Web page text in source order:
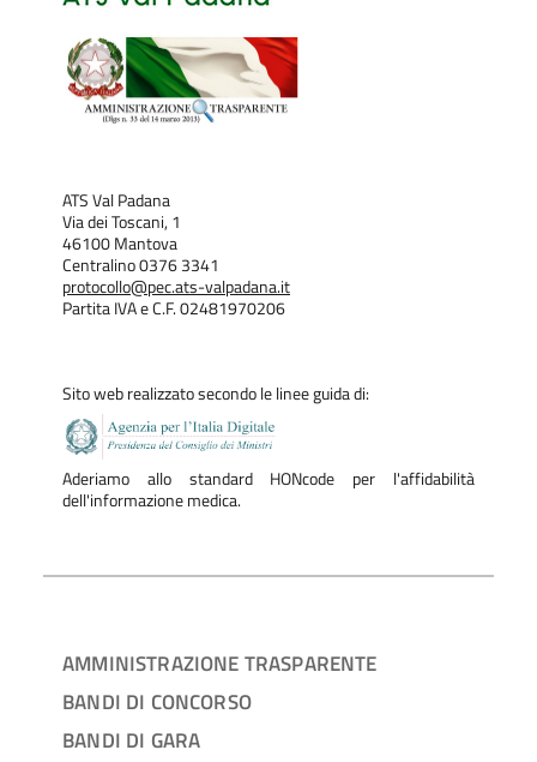
ATS Val Padana
Via dei Toscani, 1
46100 Mantova
Centralino 0376 3341
protocollo@pec.ats-valpadana.it
Partita IVA e C.F. 02481970206
Sito web realizzato secondo le linee guida di:
Aderiamo allo standard HONcode per l'affidabilità
dell'informazione medica.
AMMINISTRAZIONE TRASPARENTE
BANDI DI CONCORSO
BANDI DI GARA